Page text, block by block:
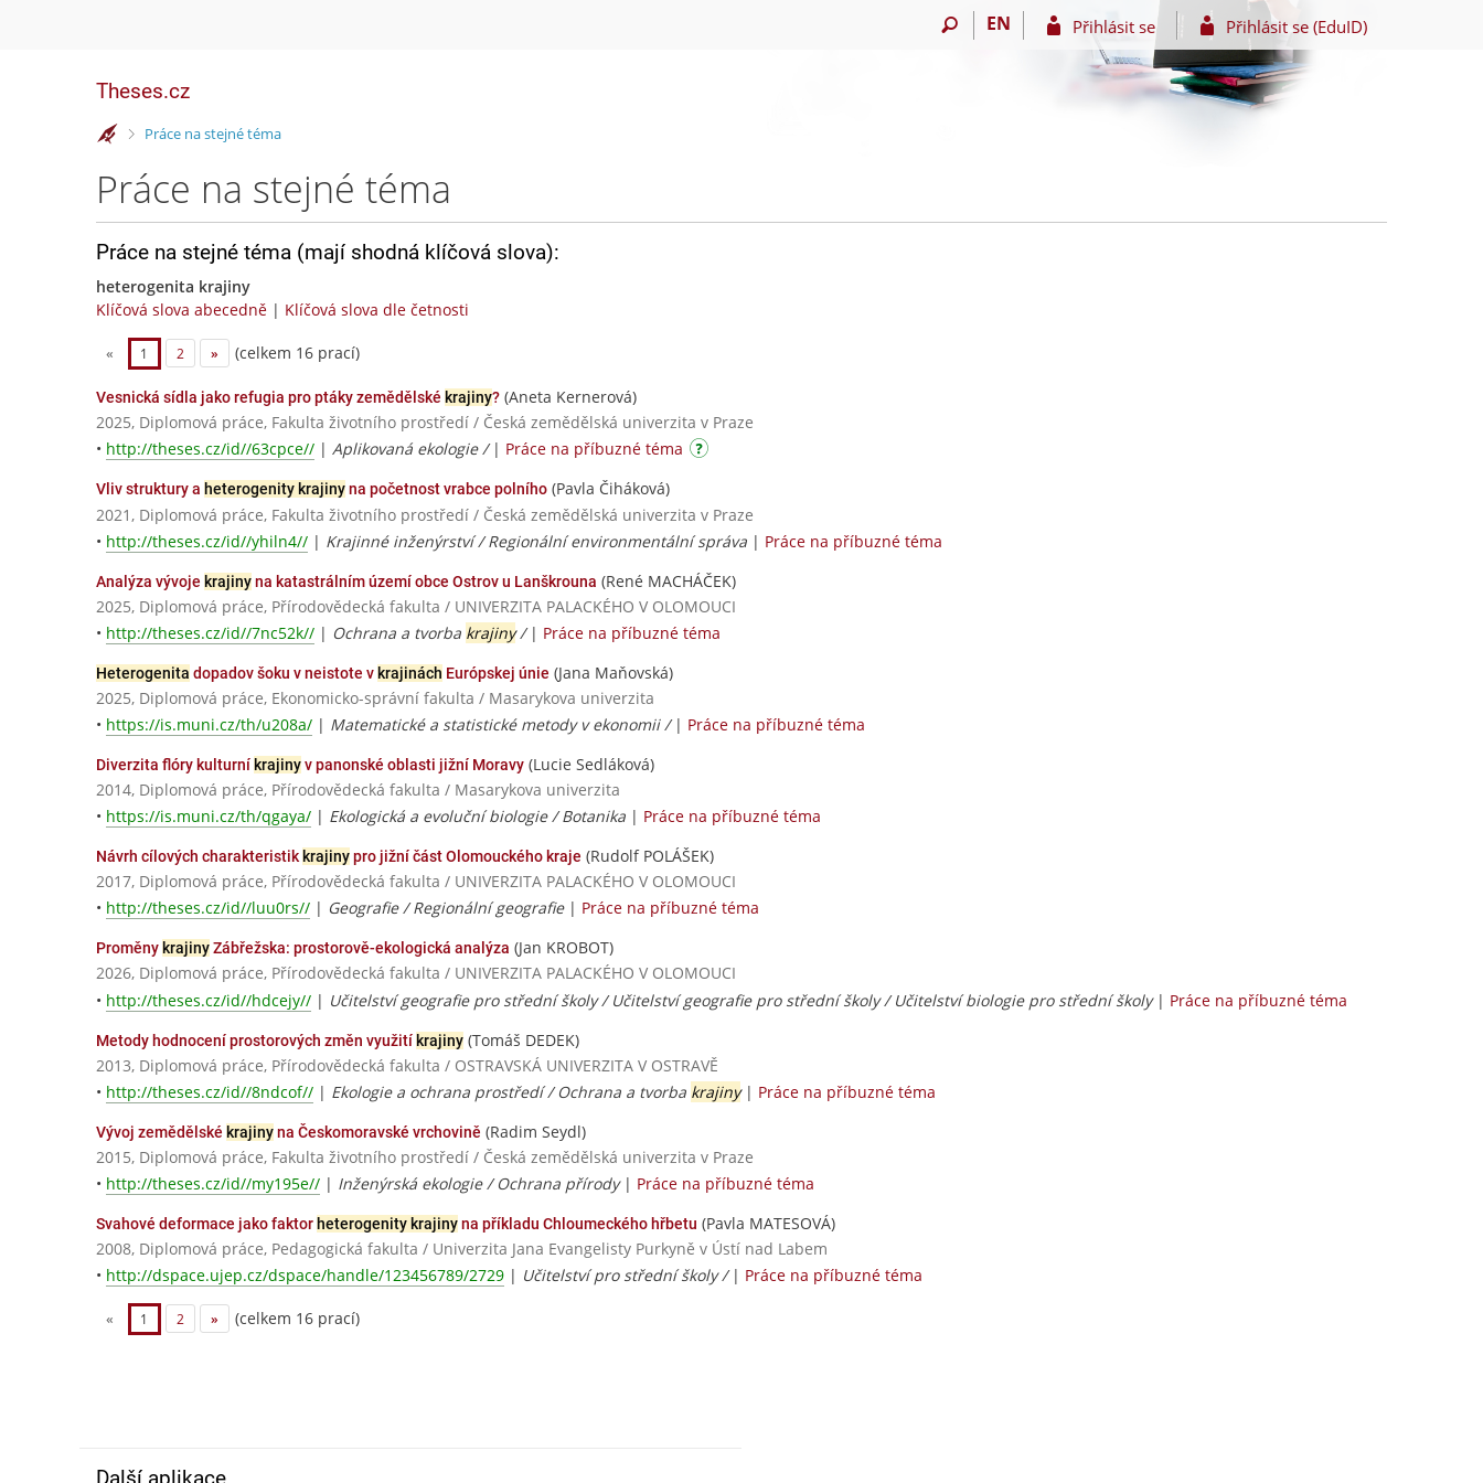
EN Přihlásit se Přihlásit se (EduID)
Theses.cz
>Práce na stejné téma
Práce na stejné téma
Práce na stejné téma (mají shodná klíčová slova):
heterogenita krajiny
Klíčová slova abecedně | Klíčová slova dle četnosti
« 1 2 » (celkem 16 prací)
Vesnická sídla jako refugia pro ptáky zemědělské krajiny? (Aneta Kernerová)
2025, Diplomová práce, Fakulta životního prostředí / Česká zemědělská univerzita v Praze
• http://theses.cz/id//63cpce// | Aplikovaná ekologie / | Práce na příbuzné téma
Vliv struktury a heterogenity krajinyna početnost vrabce polního (Pavla Čiháková)
2021, Diplomová práce, Fakulta životního prostředí / Česká zemědělská univerzita v Praze
• http://theses.cz/id//yhiln4// | Krajinné inženýrství / Regionální environmentální správa | Práce na příbuzné téma
Analýza vývoje krajinyna katastrálním území obce Ostrov u Lanškrouna (René MACHÁČEK)
2025, Diplomová práce, Přírodovědecká fakulta / UNIVERZITA PALACKÉHO V OLOMOUCI
• http://theses.cz/id//7nc52k// | Ochrana a tvorba krajiny/ | Práce na příbuzné téma
Heterogenita dopadov šoku v neistote v krajinách Európskej únie (Jana Maňovská)
2025, Diplomová práce, Ekonomicko-správní fakulta / Masarykova univerzita
• https://is.muni.cz/th/u208a/ | Matematické a statistické metody v ekonomii / | Práce na příbuzné téma
Diverzita flóry kulturní krajinyv panonské oblasti jižní Moravy (Lucie Sedláková)
2014, Diplomová práce, Přírodovědecká fakulta / Masarykova univerzita
• https://is.muni.cz/th/qgaya/ | Ekologická a evoluční biologie / Botanika | Práce na příbuzné téma
Návrh cílových charakteristik krajinypro jižní část Olomouckého kraje (Rudolf POLÁŠEK)
2017, Diplomová práce, Přírodovědecká fakulta / UNIVERZITA PALACKÉHO V OLOMOUCI
• http://theses.cz/id//luu0rs// | Geografie / Regionální geografie| Práce na příbuzné téma
Proměny krajinyZábřežska: prostorově-ekologická analýza (Jan KROBOT)
2026, Diplomová práce, Přírodovědecká fakulta / UNIVERZITA PALACKÉHO V OLOMOUCI
• http://theses.cz/id//hdcejy// | Učitelství geografie pro střední školy / Učitelství geografie pro střední školy / Učitelství biologie pro střední školy| Práce na příbuzné téma
Metody hodnocení prostorových změn využitíkrajiny (Tomáš DEDEK)
2013, Diplomová práce, Přírodovědecká fakulta / OSTRAVSKÁ UNIVERZITA V OSTRAVĚ
• http://theses.cz/id//8ndcof// | Ekologie a ochrana prostředí / Ochrana a tvorba krajiny| Práce na příbuzné téma
Vývoj zemědělské krajinyna Českomoravské vrchovině (Radim Seydl)
2015, Diplomová práce, Fakulta životního prostředí / Česká zemědělská univerzita v Praze
• http://theses.cz/id//my195e// | Inženýrská ekologie / Ochrana přírody| Práce na příbuzné téma
Svahové deformace jako faktor heterogenity krajinyna příkladu Chloumeckého hřbetu (Pavla MATESOVÁ)
2008, Diplomová práce, Pedagogická fakulta / Univerzita Jana Evangelisty Purkyně v Ústí nad Labem
• http://dspace.ujep.cz/dspace/handle/123456789/2729 | Učitelství pro střední školy / | Práce na příbuzné téma
« 1 2 » (celkem 16 prací)